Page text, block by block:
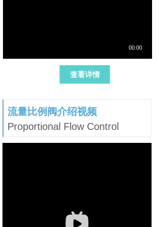
查看详情
流量比例阀介绍视频
Proportional Flow Control